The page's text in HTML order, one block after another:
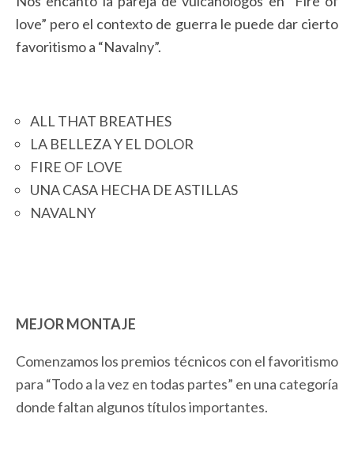
love” pero el contexto de guerra le puede dar cierto
favoritismo a “Navalny”.
ALL THAT BREATHES
LA BELLEZA Y EL DOLOR
FIRE OF LOVE
UNA CASA HECHA DE ASTILLAS
NAVALNY
MEJOR MONTAJE
Comenzamos los premios técnicos con el favoritismo
para “Todo a la vez en todas partes” en una categoría
donde faltan algunos títulos importantes.